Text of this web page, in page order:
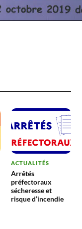
ACTUALITÉS
Arrêtés
préfectoraux
sécheresse et
risque d’incendie